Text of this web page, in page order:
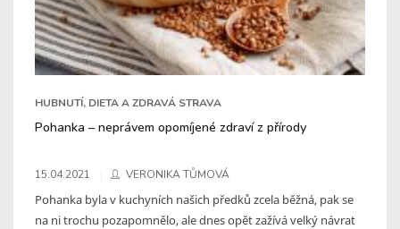
HUBNUTÍ, DIETA A ZDRAVÁ STRAVA
Pohanka – neprávem opomíjené zdraví z přírody
15.04.2021 VERONIKA TŮMOVÁ
Pohanka byla v kuchyních našich předků zcela běžná, pak se
na ni trochu pozapomnělo, ale dnes opět zažívá velký návrat